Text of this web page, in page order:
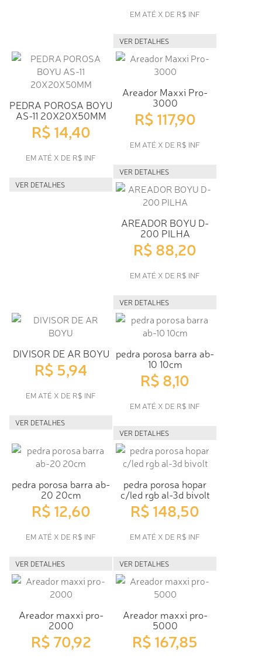
EM ATÉ X DE R$ INF
VER DETALHES
PEDRA POROSA BOYU
AS-11 20X20X50MM
R$ 14,40
EM ATÉ X DE R$ INF
VER DETALHES
Areador Maxxi Pro-
3000
R$ 117,90
EM ATÉ X DE R$ INF
VER DETALHES
AREADOR BOYU D-
200 PILHA
R$ 88,20
EM ATÉ X DE R$ INF
VER DETALHES
DIVISOR DE AR BOYU
R$ 5,94
EM ATÉ X DE R$ INF
VER DETALHES
pedra porosa barra ab-
10 10cm
R$ 8,10
EM ATÉ X DE R$ INF
VER DETALHES
pedra porosa barra ab-
20 20cm
R$ 12,60
EM ATÉ X DE R$ INF
VER DETALHES
pedra porosa hopar
c/led rgb al-3d bivolt
R$ 148,50
EM ATÉ X DE R$ INF
VER DETALHES
Areador maxxi pro-
2000
R$ 70,92
Areador maxxi pro-
5000
R$ 167,85